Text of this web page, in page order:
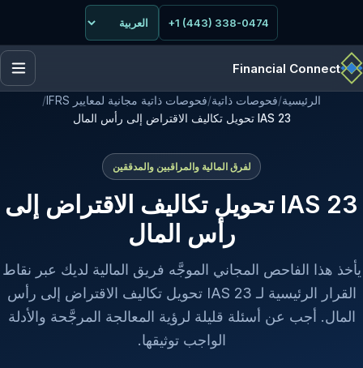
+1 (443) 338-0474
Financial Connect
الرئيسية/فحوصات ذاتية/فحوصات ذاتية مجانية لمعايير IFRS
/
IAS 23 تحويل تكاليف الاقتراض إلى رأس المال
لفرق المالية والمراقبين والمدققين
IAS 23 تحويل تكاليف الاقتراض إلى
رأس المال
يأخذ هذا الفاحص المجاني الموجَّه فريق المالية لديك عبر نقاط
القرار الرئيسية لـ IAS 23 تحويل تكاليف الاقتراض إلى رأس
المال. أجب عن أسئلة قليلة لرؤية المعالجة المرجَّحة والأدلة
الواجب توثيقها.